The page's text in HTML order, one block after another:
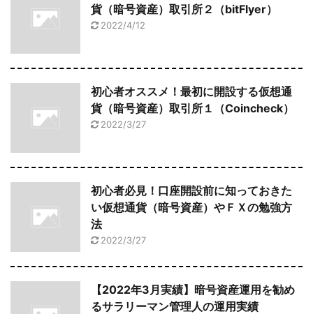
貨（暗号資産）取引所２（bitFlyer）
2022/4/12
初心者オススメ！最初に開設する仮想通
貨（暗号資産）取引所１（Coincheck）
2022/3/27
初心者必見！口座開設前に知っておきた
い仮想通貨（暗号資産）やＦＸの勉強方
法
2022/3/27
【2022年3月実績】暗号資産運用を勧め
るサラリーマン管理人の運用実績